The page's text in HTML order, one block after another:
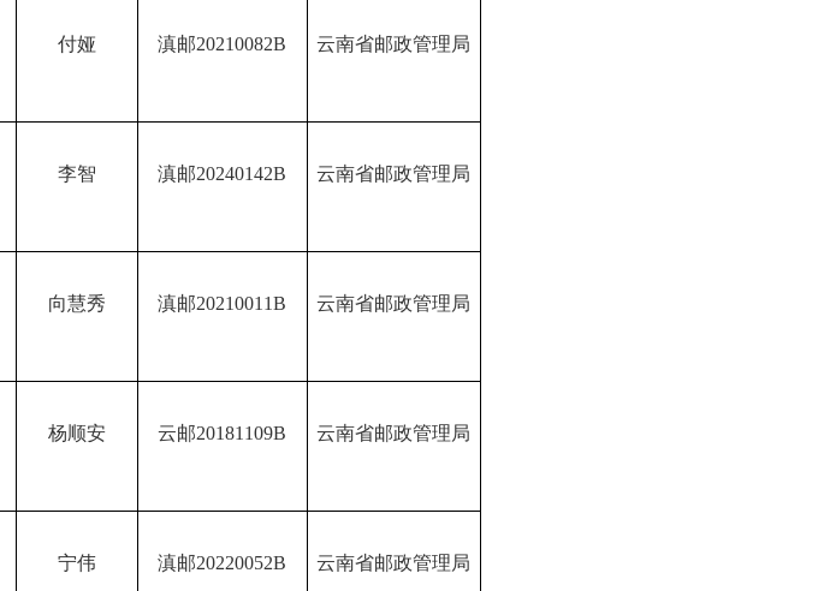
付娅 滇邮20210082B 云南省邮政管理局
李智 滇邮20240142B 云南省邮政管理局
向慧秀 滇邮20210011B 云南省邮政管理局
杨顺安 云邮20181109B 云南省邮政管理局
宁伟 滇邮20220052B 云南省邮政管理局